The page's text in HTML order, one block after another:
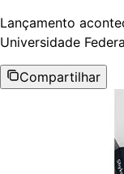
Lançamento
Universidade
Compartilhar